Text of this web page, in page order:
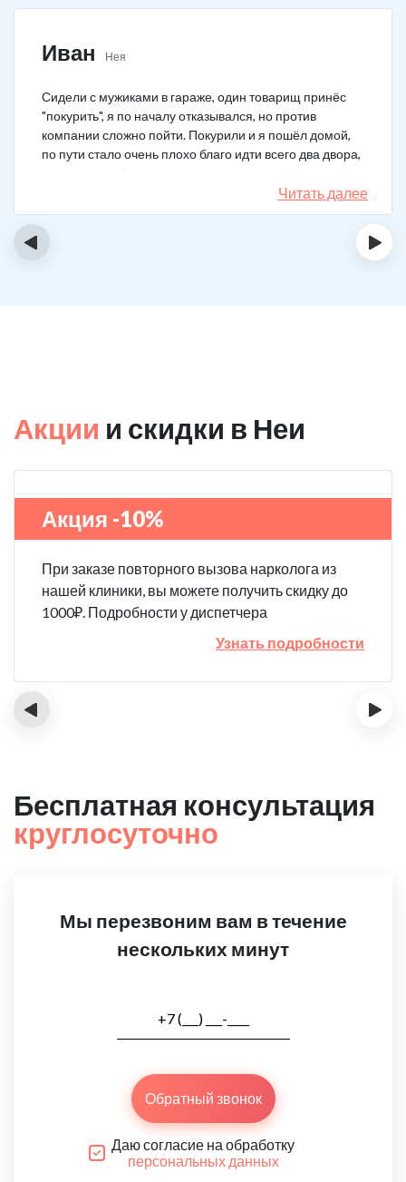
Иван Нея
Сидели с мужиками в гараже, один товарищ принёс
"покурить", я по началу отказывался, но против
компании сложно пойти. Покурили и я пошёл домой,
по пути стало очень плохо благо идти всего два двора,
чувствовал что точно, что-то не так. Спасибо большое,
что быстро приехали, поставили капельницу и уже
меня начало отпускать. После оказалось, что товарищ
Читать далее
‹ ›
Акции и скидки в Неи
Акция -10%
При заказе повторного вызова нарколога из
нашей клиники, вы можете получить скидку до
1000₽. Подробности у диспетчера
Узнать подробности
‹ ›
Бесплатная консультация
круглосуточно
Мы перезвоним вам в течение
нескольких минут
Обратный звонок
Даю согласие на обработку
персональных данных